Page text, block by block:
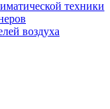
техники
воздуха